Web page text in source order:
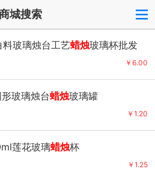
城搜索
料玻璃烛台工艺蜡烛玻璃杯批发
￥6.00
玻璃烛台蜡烛玻璃罐
￥1.20
莲花玻璃蜡烛杯
￥1.25